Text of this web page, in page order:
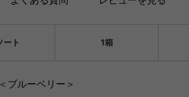
ート 1箱
ブルーベリー＞